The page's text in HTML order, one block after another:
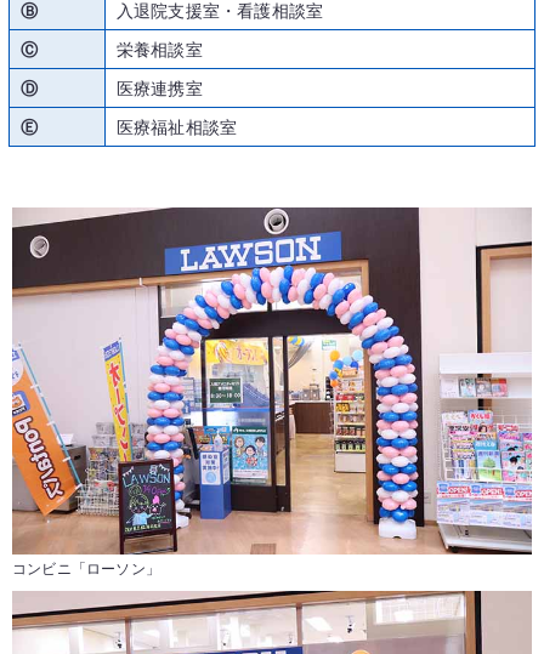
Ⓑ
入退院支援室・看護相談室
Ⓒ
栄養相談室
Ⓓ
医療連携室
Ⓔ
医療福祉相談室
コンビニ「ローソン」